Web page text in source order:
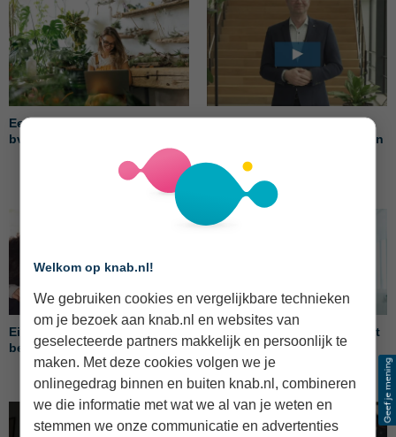
Eenmanszaak omzetten naar
bv: zo regel je de overstap
Wanneer en hoe doe je
belastingaangifte? | Tips van
Eindejaarstips: Buffer nog
belangrijker dan voorheen
Nieuwe pensioenstelsel: wat
verandert er voor jou?
Welkom op knab.nl!
We gebruiken cookies en vergelijkbare technieken
om je bezoek aan knab.nl en websites van
geselecteerde partners makkelijk en persoonlijk te
maken. Met deze cookies volgen we je
onlinegedrag binnen en buiten knab.nl, combineren
we die informatie met wat we al van je weten en
stemmen we onze communicatie en advertenties